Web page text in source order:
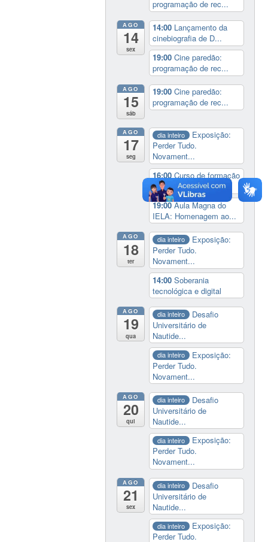
programação de rec...
AGO
14
sex
14:00 Lançamento da
cinebiografia de D...
19:00Cine paredão:
programação de rec...
AGO
15
sáb
19:00Cine paredão:
programação de rec...
AGO
17
seg
dia inteiro
Exposição:
Perder Tudo.
Novament...
16:00Curso de formação
em Jornalismo ...
19:00Aula Magna do
IELA: Homenagem ao...
AGO
18
ter
dia inteiro
Exposição:
Perder Tudo.
Novament...
14:00Soberania
tecnológica e digital
AGO
19
qua
dia inteiro
Desafio
Universitário de
Nautide...
dia inteiro
Exposição:
Perder Tudo.
Novament...
AGO
20
qui
dia inteiro
Desafio
Universitário de
Nautide...
dia inteiro
Exposição:
Perder Tudo.
Novament...
AGO
21
sex
dia inteiro
Desafio
Universitário de
Nautide...
dia inteiro
Exposição:
Perder Tudo.